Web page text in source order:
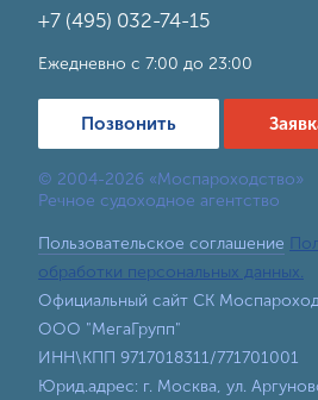
+7 (495) 032-74-15
Ежедневно с 7:00 до 23:00
Позвонить
© 2004-2026 «Моспароходство»
Речное судоходное агентство
Пользовательское соглашение
обработки персональных данных.
Официальный сайт СК
ООО "МегаГрупп"
ИНН\КПП 9717018311/771701001
Юрид.адрес: г. Москва, ул.